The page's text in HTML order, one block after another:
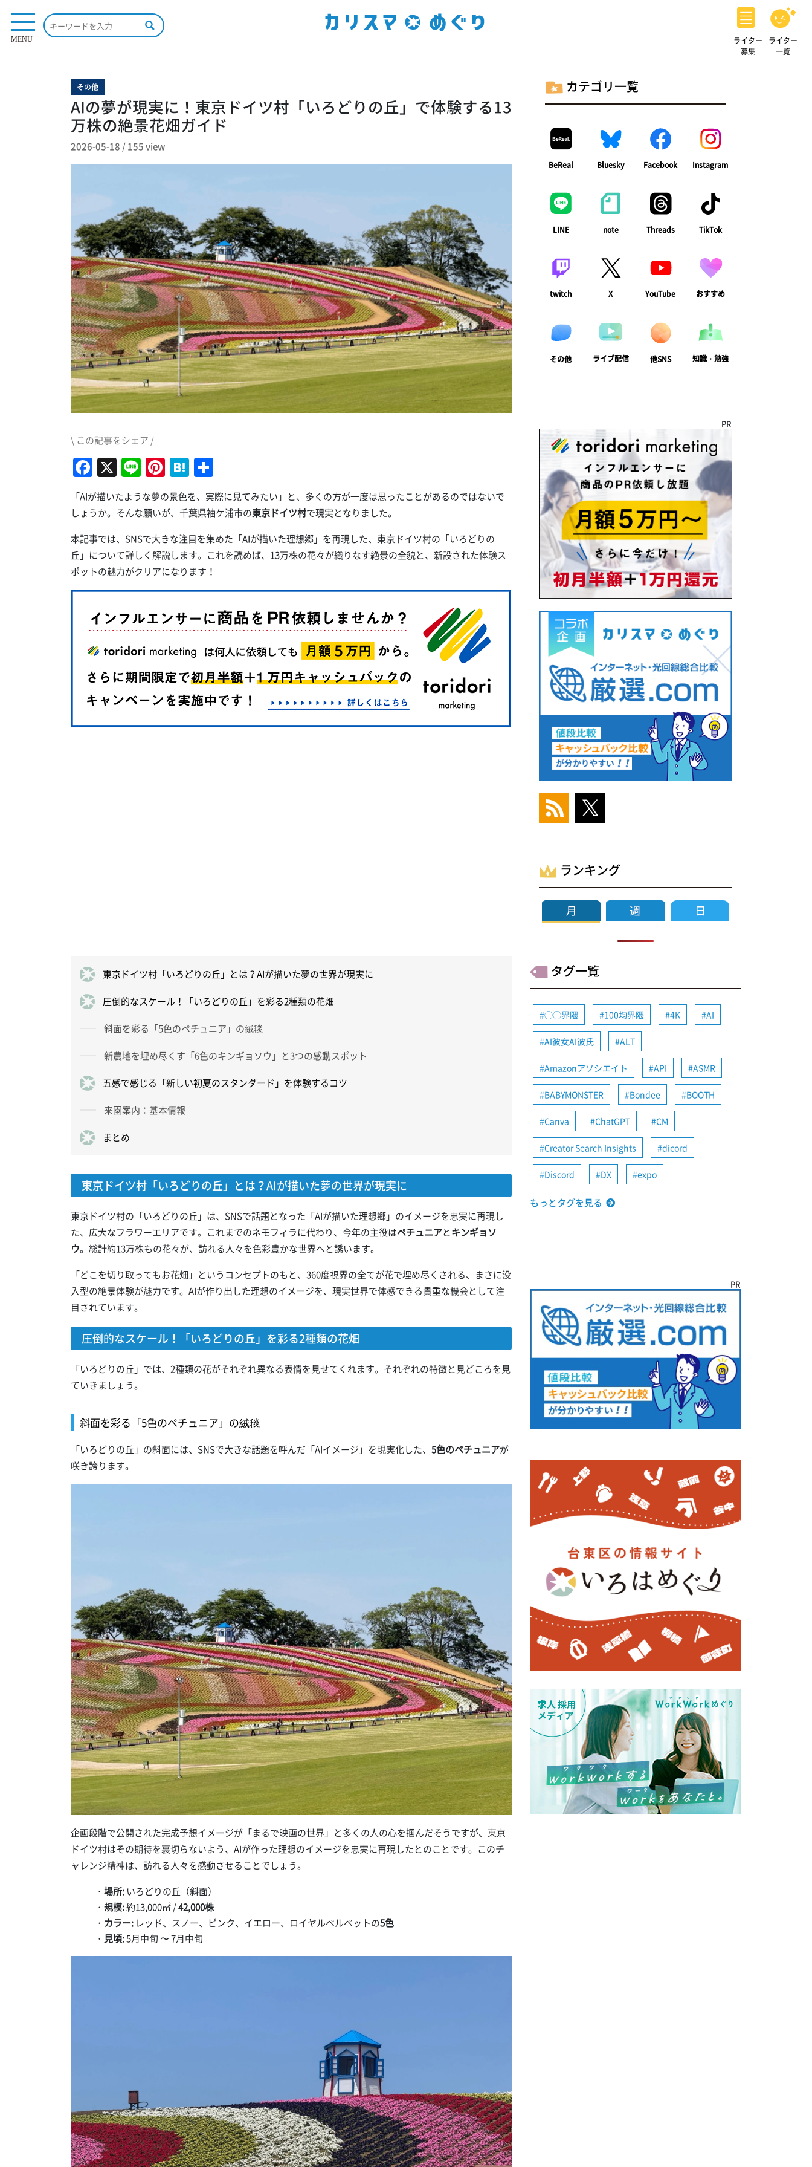
MENU
ライター
募集
ライター
一覧
その他
AIの夢が現実に！東京ドイツ村「いろどりの丘」で体験する13
万株の絶景花畑ガイド
2026-05-18 /155 view
\ この記事をシェア /
Facebook
X LinePinterest
Hatena
有
「AIが描いたような夢の景色を、実際に見てみたい」と、多くの方が一度は思ったことがあるのではないで
しょうか。そんな願いが、千葉県袖ケ浦市の東京ドイツ村で現実となりました。
本記事では、SNSで大きな注目を集めた「AIが描いた理想郷」を再現した、東京ドイツ村の「いろどりの
丘」について詳しく解説します。これを読めば、13万株の花々が織りなす絶景の全貌と、新設された体験ス
ポットの魅力がクリアになります！
東京ドイツ村「いろどりの丘」とは？AIが描いた夢の世界が現実に
圧倒的なスケール！「いろどりの丘」を彩る2種類の花畑
斜面を彩る「5色のペチュニア」の絨毯
新農地を埋め尽くす「6色のキンギョソウ」と3つの感動スポット
五感で感じる「新しい初夏のスタンダード」を体験するコツ
来園案内：基本情報
まとめ
東京ドイツ村「いろどりの丘」とは？AIが描いた夢の世界が現実に
東京ドイツ村の「いろどりの丘」は、SNSで話題となった「AIが描いた理想郷」のイメージを忠実に再現し
た、広大なフラワーエリアです。これまでのネモフィラに代わり、今年の主役はペチュニアとキンギョソ
ウ。総計約13万株もの花々が、訪れる人々を色彩豊かな世界へと誘います。
「どこを切り取ってもお花畑」というコンセプトのもと、360度視界の全てが花で埋め尽くされる、まさに没
入型の絶景体験が魅力です。AIが作り出した理想のイメージを、現実世界で体感できる貴重な機会として注
目されています。
圧倒的なスケール！「いろどりの丘」を彩る2種類の花畑
「いろどりの丘」では、2種類の花がそれぞれ異なる表情を見せてくれます。それぞれの特徴と見どころを見
ていきましょう。
斜面を彩る「5色のペチュニア」の絨毯
「いろどりの丘」の斜面には、SNSで大きな話題を呼んだ「AIイメージ」を現実化した、 5色のペチュニアが
咲き誇ります。
企画段階で公開された完成予想イメージが「まるで映画の世界」と多くの人の心を掴んだそうですが、東京
ドイツ村はその期待を裏切らないよう、AIが作った理想のイメージを忠実に再現したとのことです。このチ
ャレンジ精神は、訪れる人々を感動させることでしょう。
・ 場所: いろどりの丘（斜面）
・ 規模:約13,000㎡ /42,000株
・ カラー: レッド、スノー、ピンク、イエロー、ロイヤルベルベットの5色
・ 見頃:5月中旬 〜 7月中旬
カテゴリ一覧
BeReal Bluesky Facebook Instagram
LINE note Threads TikTok
twitch X YouTube おすすめ
その他 ライブ配信 他SNS 知識・勉強
PR
ランキング
タグ一覧
◯◯界隈 100均界隈 4K AI
AI彼女AI彼氏 ALT
Amazonアソシエイト API ASMR
BABYMONSTER Bondee BOOTH
Canva ChatGPT CM
Creator Search Insights dicord
Discord DX expo
もっとタグを見る
PR